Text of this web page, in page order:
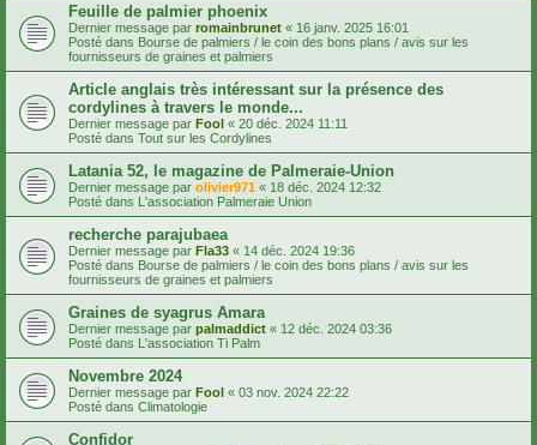
Feuille de palmier phoenix
Dernier message par romainbrunet « 16 janv. 2025 16:01
Posté dans Bourse de palmiers / le coin des bons plans / avis sur les
fournisseurs de graines et palmiers
Article anglais très intéressant sur la présence des
cordylines à travers le monde...
Dernier message par Fool « 20 déc. 2024 11:11
Posté dans Tout sur les Cordylines
Latania 52, le magazine de Palmeraie-Union
Dernier message par olivier971 « 18 déc. 2024 12:32
Posté dans L'association Palmeraie Union
recherche parajubaea
Dernier message par Fla33 « 14 déc. 2024 19:36
Posté dans Bourse de palmiers / le coin des bons plans / avis sur les
fournisseurs de graines et palmiers
Graines de syagrus Amara
Dernier message par palmaddict « 12 déc. 2024 03:36
Posté dans L'association Ti Palm
Novembre 2024
Dernier message par Fool « 03 nov. 2024 22:22
Posté dans Climatologie
Confidor